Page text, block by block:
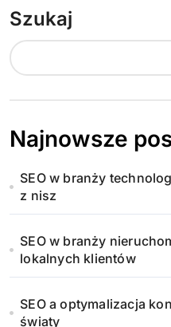
Szukaj
Najnowsze
SEO w branży
z nisz
SEO w branży
lokalnych klientów
SEO a optymalizacja
światy